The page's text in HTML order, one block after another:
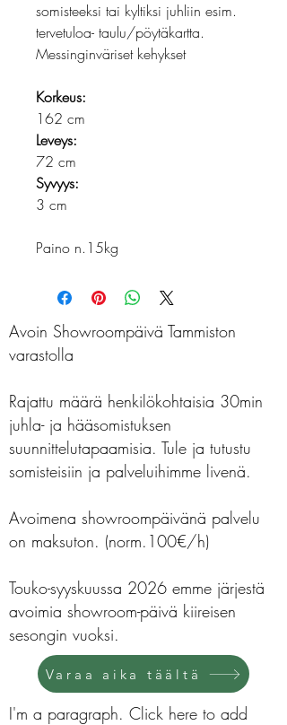
somisteeksi tai kyltiksi juhliin esim.
tervetuloa- taulu/pöytäkartta.
Messinginväriset kehykset
Korkeus:
162 cm
Leveys:
72 cm
Syvyys:
3 cm
Paino n.15kg
Avoin Showroompäivä Tammiston
varastolla
Rajattu määrä henkilökohtaisia 30min
juhla- ja hääsomistuksen
suunnittelutapaamisia. Tule ja tutustu
somisteisiin ja palveluihimme livenä.
Avoimena showroompäivänä palvelu
on maksuton. (norm.100€/h)
Touko-syyskuussa 2026 emme järjestä
avoimia showroom-päivä kiireisen
sesongin vuoksi.
Varaa aika täältä
I'm a paragraph. Click here to add